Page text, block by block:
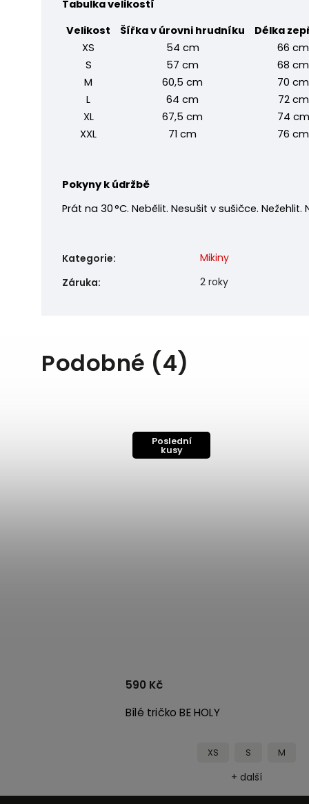
Tabulka velikostí
Velikost
Šířka v úrovni hrudníku
Délka
XS
54 cm
66 cm
S
57 cm
68 cm
M
60,5 cm
70 cm
L
64 cm
72 cm
XL
67,5 cm
74 cm
XXL
71 cm 76 cm
Pokyny k údržbě
Prát na 30 °C. Nebělit. Nesušit v sušičce.
Kategorie:
Mikiny
Záruka: 2 roky
Podobné (4)
Poslední
kusy
Bílé tričko BE HOLY
590 Kč
XS S M
+ další